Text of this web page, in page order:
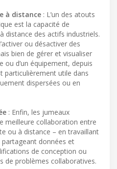
à distance : L’un des atouts
est la capacité de
distance des actifs industriels.
ou désactiver des
bien de gérer et visualiser
ou d’un équipement, depuis
particulièrement utile dans
dispersées ou en
: Enfin, les jumeaux
meilleure collaboration entre
ou à distance – en travaillant
données et
de conception ou
de problèmes collaboratives.